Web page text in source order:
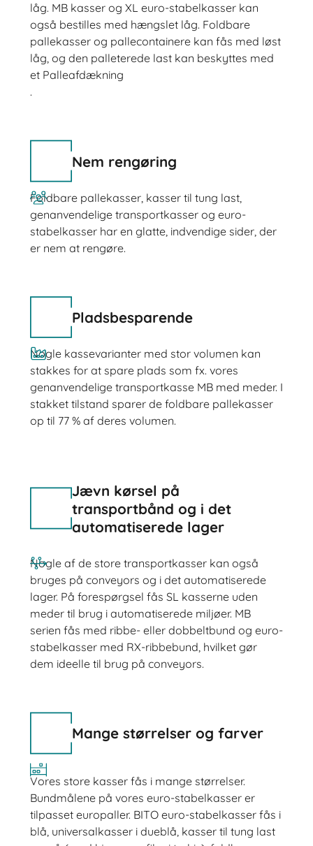
låg. MB kasser og XL euro-stabelkasser kan
også bestilles med hængslet låg. Foldbare
pallekasser og pallecontainere kan fås med løst
låg, og den palleterede last kan beskyttes med
et Palleafdækning
.
Nem rengøring
Foldbare pallekasser, kasser til tung last,
genanvendelige transportkasser og euro-
stabelkasser har en glatte, indvendige sider, der
er nem at rengøre.
Pladsbesparende
Nogle kassevarianter med stor volumen kan
stakkes for at spare plads som fx. vores
genanvendelige transportkasse MB med meder. I
stakket tilstand sparer de foldbare pallekasser
op til 77 % af deres volumen.
Jævn kørsel på
transportbånd og i det
automatiserede lager
Nogle af de store transportkasser kan også
bruges på conveyors og i det automatiserede
lager. På forespørgsel fås SL kasserne uden
meder til brug i automatiserede miljøer. MB
serien fås med ribbe- eller dobbeltbund og euro-
stabelkasser med RX-ribbebund, hvilket gør
dem ideelle til brug på conveyors.
Mange størrelser og farver
Vores store kasser fås i mange størrelser.
Bundmålene på vores euro-stabelkasser er
tilpasset europaller. BITO euro-stabelkasser fås i
blå, universalkasser i dueblå, kasser til tung last